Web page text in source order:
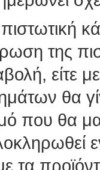
της
θα
που θα
τα